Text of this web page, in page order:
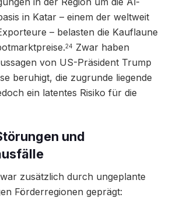
in Katar – einem der weltweit
– belasten die Kauflaune
24 Zwar haben
von US-Präsident Trump
beruhigt, die zugrunde liegende
ein latentes Risiko für die
und
zusätzlich durch ungeplante
Förderregionen geprägt: